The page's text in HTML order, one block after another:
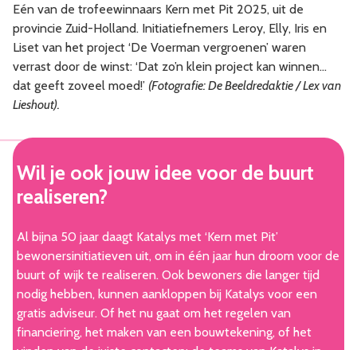
Eén van de trofeewinnaars Kern met Pit 2025, uit de
provincie Zuid-Holland. Initiatiefnemers Leroy, Elly, Iris en
Liset van het project ‘De Voerman vergroenen’ waren
verrast door de winst: ‘Dat zo’n klein project kan winnen…
dat geeft zoveel moed!’ (Fotografie: De Beeldredaktie / Lex van
Lieshout).
Wil je ook jouw idee voor de buurt
realiseren?
Al bijna 50 jaar daagt Katalys met ‘Kern met Pit’
bewonersinitiatieven uit, om in één jaar hun droom voor de
buurt of wijk te realiseren. Ook bewoners die langer tijd
nodig hebben, kunnen aankloppen bij Katalys voor een
gratis adviseur. Of het nu gaat om het regelen van
financiering, het maken van een bouwtekening, of het